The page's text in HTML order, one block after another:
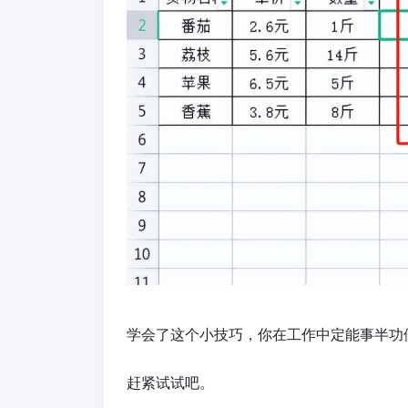
学会了这个小技巧，你在工作中定能事半功
赶紧试试吧。